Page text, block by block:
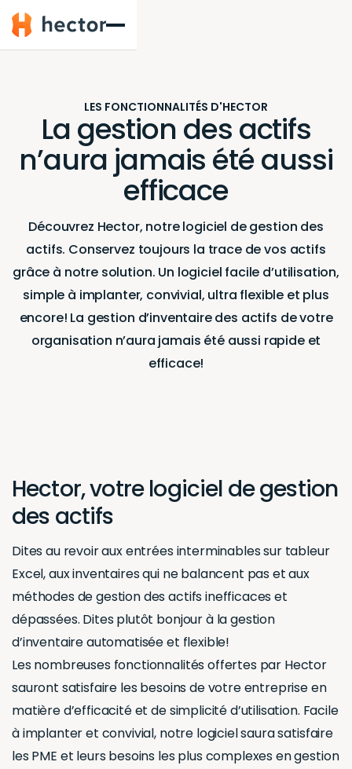
Hector
LES FONCTIONNALITÉS D'HECTOR
La gestion des actifs
n’aura jamais été aussi
efficace
Découvrez Hector, notre logiciel de gestion des
actifs. Conservez toujours la trace de vos actifs
grâce à notre solution. Un logiciel facile d’utilisation,
simple à implanter, convivial, ultra flexible et plus
encore! La gestion d’inventaire des actifs de votre
organisation n’aura jamais été aussi rapide et
efficace!
Hector, votre logiciel de gestion
des actifs
Dites au revoir aux entrées interminables sur tableur
Excel, aux inventaires qui ne balancent pas et aux
méthodes de gestion des actifs inefficaces et
dépassées. Dites plutôt bonjour à la gestion
d’inventaire automatisée et flexible!
Les nombreuses fonctionnalités offertes par Hector
sauront satisfaire les besoins de votre entreprise en
matière d’efficacité et de simplicité d’utilisation. Facile
à implanter et convivial, notre logiciel saura satisfaire
les PME et leurs besoins les plus complexes en gestion